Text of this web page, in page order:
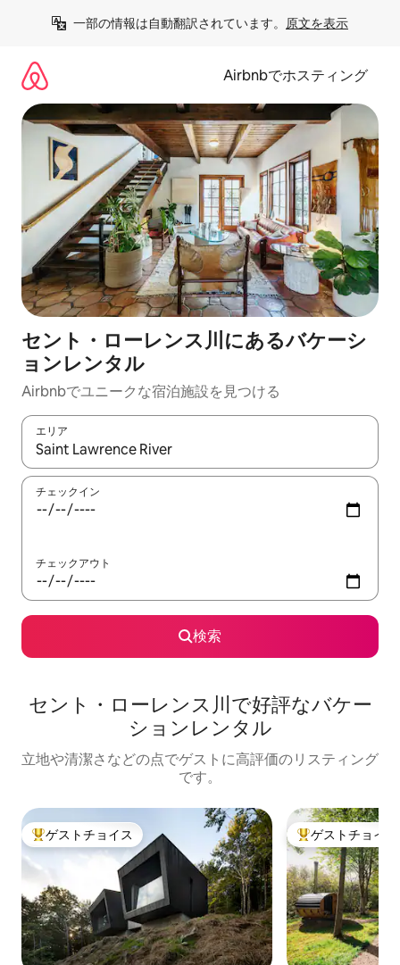
一部の情報は自動翻訳されています。 原文を表示
Airbnbでホスティング
セント・ローレンス川にあるバケーシ
ョンレンタル
Airbnbでユニークな宿泊施設を見つける
エリア
検索結果が表示されたら、上下の矢印キーを使って移動するか
チェックイン
チェックアウト
検索
セント・ローレンス川で好評なバケー
ションレンタル
立地や清潔さなどの点でゲストに高評価のリスティング
です。
大好評のゲストチョイスです。
ゲストチョイス 大好評のゲスト
ゲストチョイス